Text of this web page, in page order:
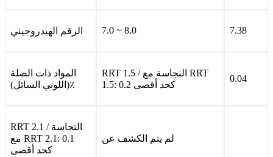
الرقم الهيدروجيني 7.0 ~ 8.0 7.38
المواد ذات الصلة
(اللوني السائل)٪
RRT 1.5 / النجاسة مع RRT
1.5: 0.2 كحد أقصى
0.04
RRT 2.1 / النجاسة
مع RRT 2.1: 0.1
كحد أقصى
لم يتم الكشف عن